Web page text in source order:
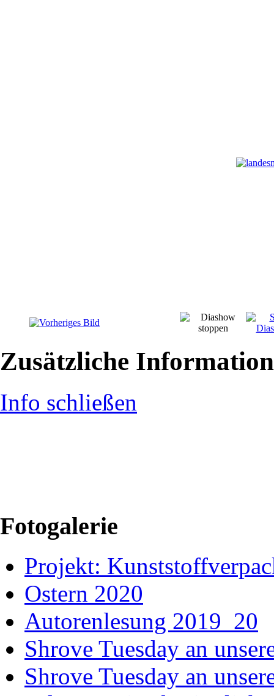
Zusätzliche
Info schließen
Fotogalerie
Projekt:
Ostern 2020
Autorenlesung 2019_20
Shrove Tuesday an
Shrove Tuesday an